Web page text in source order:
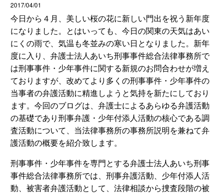
2017/04/01
今日から４月、美しい桜の花に新しい門出を祝う新年度
になりました。とはいっても、今日の関東の天気はあい
にくの雨で、気温も冬並みの寒い日となりました。新年
度に入り、弁護士法人あいち刑事事件総合法律事務所で
は刑事事件・少年事件に関する新規のお問合わせが増え
ておりますが、改めてより多くの刑事事件・少年事件の
当事者の弁護活動に精進しようと気持を新たにしており
ます。今回のブログは、弁護士によるあらゆる弁護活動
の基礎であり刑事弁護・少年付添人活動の核心である調
査活動について、当法律事務所の事務所説明を兼ねて弁
護活動の概要を紹介致します。
刑事事件・少年事件を専門とする弁護士法人あいち刑事
事件総合法律事務所では、刑事弁護活動、少年付添人活
動、被害者弁護活動として、法律相談から捜査段階の被